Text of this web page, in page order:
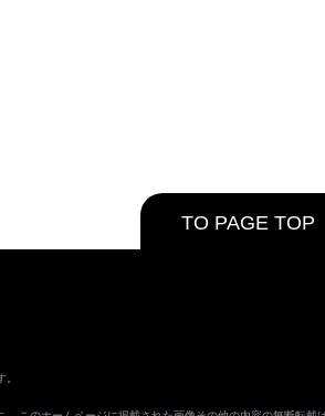
TO PAGE TOP